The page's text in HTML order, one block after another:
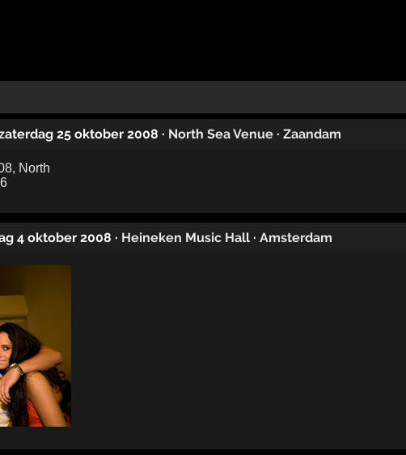
zaterdag 25 oktober 2008 · North Sea Venue · Zaandam
4 oktober 2008 · Heineken Music Hall · Amsterdam